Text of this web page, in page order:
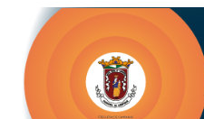
OFERTAS DE EMPREGO
CONTACTO E HORÁRIO GIP
CONTACTOS